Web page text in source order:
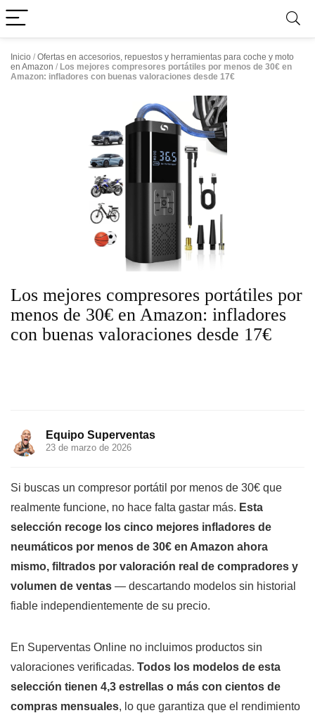
Inicio / Ofertas en accesorios, repuestos y herramientas para coche y moto
en Amazon / Los mejores compresores portátiles por menos de 30€ en
Amazon: infladores con buenas valoraciones desde 17€
Los mejores compresores portátiles por
menos de 30€ en Amazon: infladores
con buenas valoraciones desde 17€
Equipo Superventas
23 de marzo de 2026
Si buscas un compresor portátil por menos de 30€ que
realmente funcione, no hace falta gastar más. Esta
selección recoge los cinco mejores infladores de
neumáticos por menos de 30€ en Amazon ahora
mismo, filtrados por valoración real de compradores y
volumen de ventas — descartando modelos sin historial
fiable independientemente de su precio.
En Superventas Online no incluimos productos sin
valoraciones verificadas. Todos los modelos de esta
selección tienen 4,3 estrellas o más con cientos de
compras mensuales, lo que garantiza que el rendimiento